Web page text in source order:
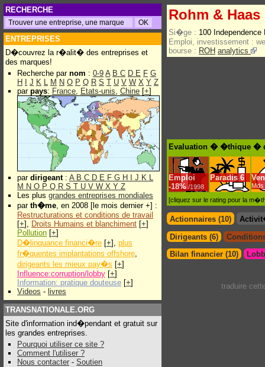
RECHERCHE
ENTREPRISES
D�couvrez la r�alit� des entreprises et
des marques!
Recherche par nom : 0-9 A B C D E F G
H
J K L M N O P Q R S T U V W X Y Z
par pays: France, Etats-unis, Chine [+]
par dirigeant: A B C D E F G H J K L
M N O P Q R S T U V W X Y Z
Les plus grandes entreprises mondiales
par th�me, en 2008 [le mois dernier +] :
Restructurations et conditions de travail
[+], Droits Humains et blanchiment [+]
Pollution [+]
D�linquance financi�re [+], plus
fr�quentes implantations offshore,
dirigeants les mieux pay�s [+]
Influence:corruption/lobby [+]
Information: pratique douteuse [+]
Videos - livres
TRANSNATIONALE.ORG
Site d'information ind�pendant et gratuit sur
les grandes entreprises.
Pourquoi utiliser ce site ?
Comment l'utiliser ?
Nous contacter - Soutien
Rohm & Haas
Si�ge : 100
Emploi, investissement :
bourse : ROH analytics
Evaluation � �thique �
Emploi
-18% /1998
Paradis 6
[cliquez sur le rating pour la
Actionnaires (10)
Dirigeants (6)
Bilan financier (10)
traduire